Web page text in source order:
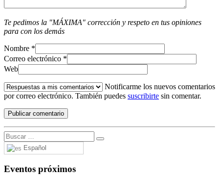
Te pedimos la "MÁXIMA" corrección y respeto en tus opiniones
para con los demás
Nombre *
Correo electrónico *
Web
Notificarme los nuevos comentarios
por correo electrónico. También puedes suscribirte sin comentar.
Español
Eventos próximos